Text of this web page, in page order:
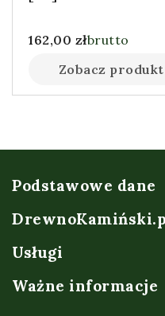
162,00 złbrutto
Zobacz produkt
Podstawowe dane
Usługi
Ważne informacje